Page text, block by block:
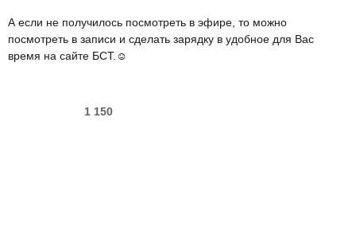
А если не получилось посмотреть в эфире, то можно
посмотреть в записи и сделать зарядку в удобное для Вас
время на сайте БСТ.☺️
1 150